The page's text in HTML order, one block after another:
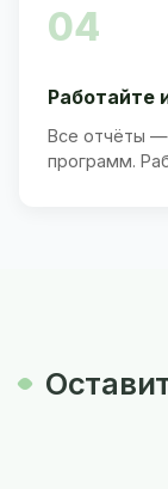
04
Работайте
Все отчёты —
программ.